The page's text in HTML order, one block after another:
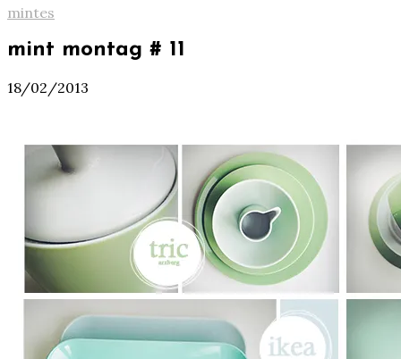
mintes
mint montag # 11
18/02/2013